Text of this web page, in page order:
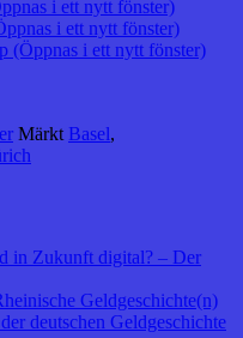
i ett nytt fönster)
i ett nytt fönster)
(Öppnas i ett nytt fönster)
Märkt Basel,
in Zukunft digital? – Der
Geldgeschichte(n)
deutschen Geldgeschichte